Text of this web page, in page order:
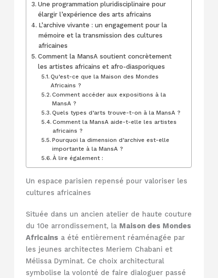
Une programmation pluridisciplinaire pour
élargir l’expérience des arts africains
L’archive vivante : un engagement pour la
mémoire et la transmission des cultures
africaines
Comment la MansA soutient concrètement
les artistes africains et afro-diasporiques
Qu’est-ce que la Maison des Mondes
Africains ?
Comment accéder aux expositions à la
MansA ?
Quels types d’arts trouve-t-on à la MansA ?
Comment la MansA aide-t-elle les artistes
africains ?
Pourquoi la dimension d’archive est-elle
importante à la MansA ?
À lire également :
Un espace parisien repensé pour valoriser les
cultures africaines
Située dans un ancien atelier de haute couture
du 10e arrondissement, la Maison des Mondes
Africains a été entièrement réaménagée par
les jeunes architectes Meriem Chabani et
Mélissa Dyminat. Ce choix architectural
symbolise la volonté de faire dialoguer passé